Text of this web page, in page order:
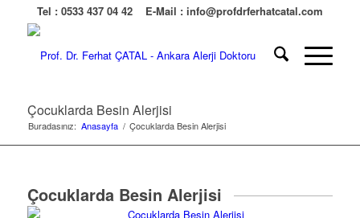
Tel : 0533 437 04 42 E-Mail : info@profdrferhatcatal.com
Çocuklarda Besin Alerjisi
Buradasınız: Anasayfa / Çocuklarda Besin Alerjisi
Çocuklarda Besin Alerjisi